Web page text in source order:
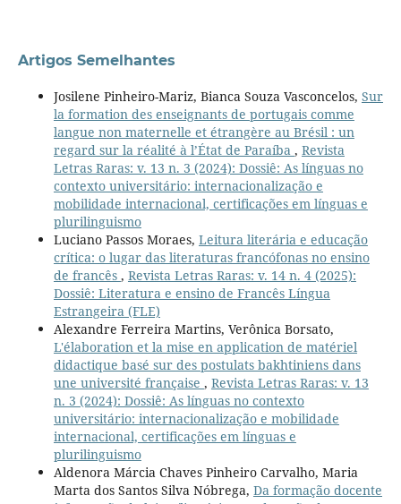
Artigos Semelhantes
Josilene Pinheiro-Mariz, Bianca Souza Vasconcelos, Sur
la formation des enseignants de portugais comme
langue non maternelle et étrangère au Brésil : un
regard sur la réalité à l’État de Paraíba , Revista
Letras Raras: v. 13 n. 3 (2024): Dossiê: As línguas no
contexto universitário: internacionalização e
mobilidade internacional, certificações em línguas e
plurilinguismo
Luciano Passos Moraes, Leitura literária e educação
crítica: o lugar das literaturas francófonas no ensino
de francês , Revista Letras Raras: v. 14 n. 4 (2025):
Dossiê: Literatura e ensino de Francês Língua
Estrangeira (FLE)
Alexandre Ferreira Martins, Verônica Borsato,
L'élaboration et la mise en application de matériel
didactique basé sur des postulats bakhtiniens dans
une université française , Revista Letras Raras: v. 13
n. 3 (2024): Dossiê: As línguas no contexto
universitário: internacionalização e mobilidade
internacional, certificações em línguas e
plurilinguismo
Aldenora Márcia Chaves Pinheiro Carvalho, Maria
Marta dos Santos Silva Nóbrega, Da formação docente